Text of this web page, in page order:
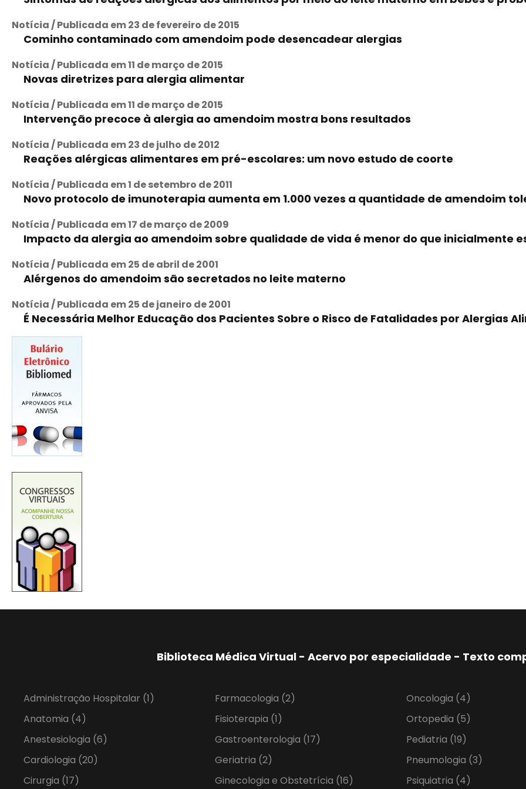
Notícia / Publicada em 23 de fevereiro de 2015
Cominho contaminado com amendoim pode desencadear alergias
Notícia / Publicada em 11 de março de 2015
Novas diretrizes para alergia alimentar
Notícia / Publicada em 11 de março de 2015
Intervenção precoce à alergia ao amendoim mostra bons resultados
Notícia / Publicada em 23 de julho de 2012
Reações alérgicas alimentares em pré-escolares: um novo estudo de coorte
Notícia / Publicada em 1 de setembro de 2011
Novo protocolo de imunoterapia aumenta em 1.000 vezes a quantidade de amendoim
Notícia / Publicada em 17 de março de 2009
Impacto da alergia ao amendoim sobre qualidade de vida é menor do que inicialmente
Notícia / Publicada em 25 de abril de 2001
Alérgenos do amendoim são secretados no leite materno
Notícia / Publicada em 25 de janeiro de 2001
É Necessária Melhor Educação dos Pacientes Sobre o Risco de Fatalidades por Alergias
Biblioteca Médica Virtual - Acervo por especialidade - Texto
Administração Hospitalar (1)
Anatomia (4)
Anestesiologia (6)
Cardiologia (20)
Cirurgia (17)
Farmacologia (2)
Fisioterapia (1)
Gastroenterologia (17)
Geriatria (2)
Ginecologia e Obstetrícia (16)
Oncologia (4)
Ortopedia (5)
Pediatria (19)
Pneumologia (3)
Psiquiatria (4)